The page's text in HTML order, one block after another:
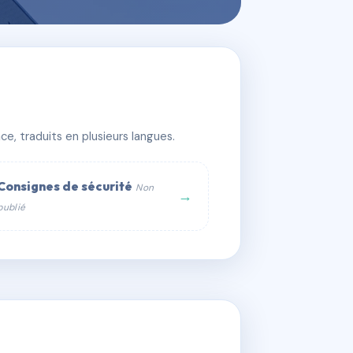
traduits en plusieurs langues.
de sécurité Non
→